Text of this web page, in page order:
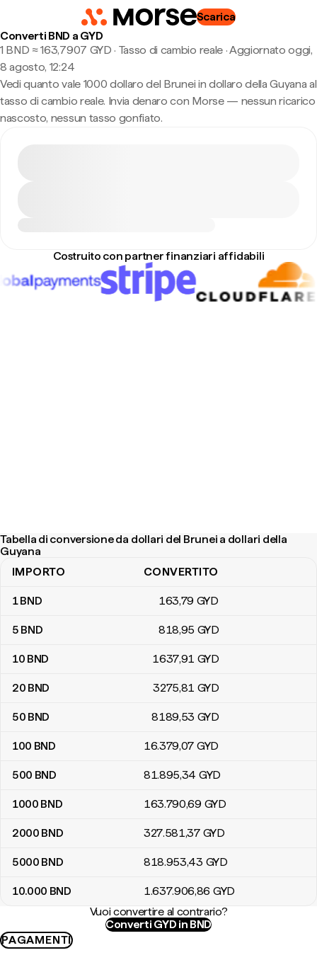
Scarica
Converti BND a GYD
1 BND ≈ 163,7907 GYD · Tasso di cambio reale·Aggiornato oggi,
8 agosto, 12:24
Vedi quanto vale 1000 dollaro del Brunei in dollaro della Guyana al
tasso di cambio reale. Invia denaro con Morse — nessun ricarico
nascosto, nessun tasso gonfiato.
Costruito con partner finanziari affidabili
Tabella di conversione da dollari del Brunei a dollari della
Guyana
Tabella di conversione da dollari del Brunei a dollari della Guyana
IMPORTO CONVERTITO
1BND 163,79 GYD
5 BND 818,95 GYD
10 BND 1637,91 GYD
20 BND 3275,81 GYD
50 BND 8189,53 GYD
100 BND 16.379,07 GYD
500 BND 81.895,34 GYD
1000 BND 163.790,69 GYD
2000 BND 327.581,37 GYD
5000 BND 818.953,43 GYD
10.000 BND 1.637.906,86 GYD
Vuoi convertire al contrario?
Converti GYD in BND
PAGAMENTI